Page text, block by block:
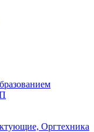
Оргтехника